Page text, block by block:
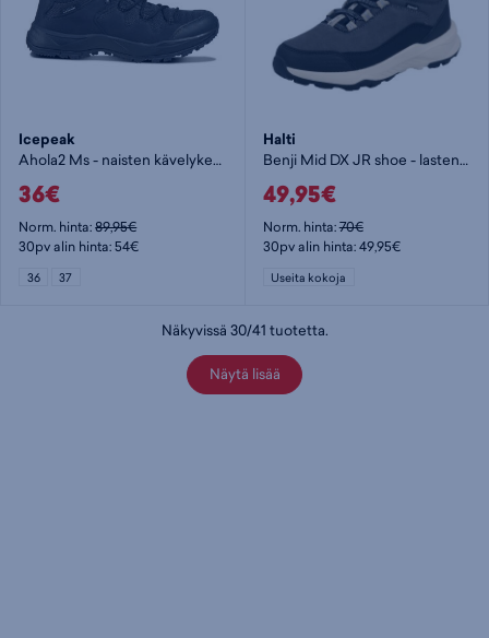
Icepeak
Ahola2 Ms - naisten kävelykengät
36€
Norm. hinta:89,95€
30pv alin hinta: 54€
36 37
Halti
Benji Mid DX JR shoe - lasten kävelykengät
49,95€
Norm. hinta:70€
30pv alin hinta: 49,95€
Useita kokoja
Näkyvissä 30/41 tuotetta.
Näytä lisää